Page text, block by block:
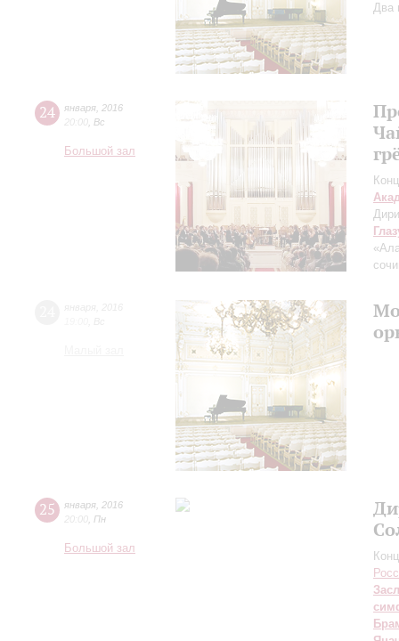
Два
24 января 2016
20:00 Вс
Большой зал
25 января 2016
20:00 Пн
Большой зал